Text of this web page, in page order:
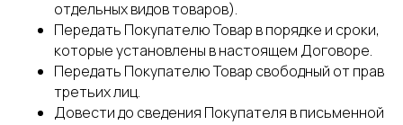
отдельных видов товаров).
Передать Покупателю Товар в порядке и сроки,
которые установлены в настоящем Договоре.
Передать Покупателю Товар свободный от прав
третьих лиц.
Довести до сведения Покупателя в письменной